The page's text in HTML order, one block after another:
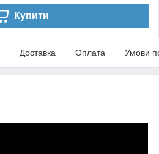
Купити
Доставка Оплата Умови